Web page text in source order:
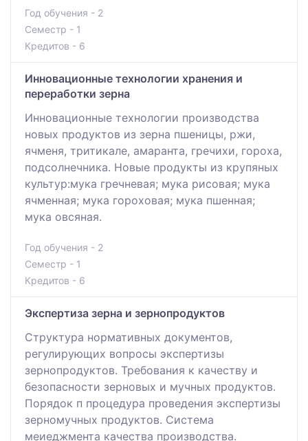
Год обучения - 2
Семестр - 1
Кредитов - 6
Инновационные технологии хранения и
переработки зерна
Инновационные технологии производства
новых продуктов из зерна пшеницы, ржи,
ячменя, тритикале, амаранта, гречихи, гороха,
подсолнечника. Новые продукты из крупяных
культур:мука гречневая; мука рисовая; мука
ячменная; мука гороховая; мука пшенная;
мука овсяная.
Год обучения - 2
Семестр - 1
Кредитов - 6
Экспертиза зерна и зернопродуктов
Структура нормативных документов,
регулирующих вопросы экспертизы
зернопродуктов. Требования к качеству и
безопасности зерновых и мучных продуктов.
Порядок п процедура проведения экспертизы
зерномучных продуктов. Система
меиеджмента качества производства.